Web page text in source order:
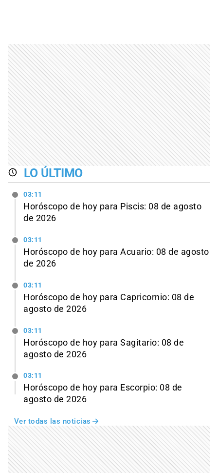
LO ÚLTIMO
03:11
Horóscopo de hoy para Piscis: 08 de agosto
de 2026
03:11
Horóscopo de hoy para Acuario: 08 de agosto
de 2026
03:11
Horóscopo de hoy para Capricornio: 08 de
agosto de 2026
03:11
Horóscopo de hoy para Sagitario: 08 de
agosto de 2026
03:11
Horóscopo de hoy para Escorpio: 08 de
agosto de 2026
Ver todas las noticias